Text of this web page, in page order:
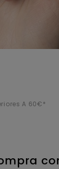
A 60€*